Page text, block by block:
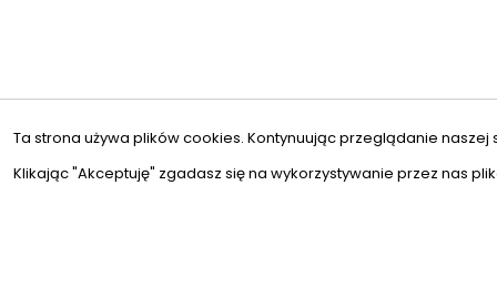
Ta strona używa plików cookies. Kontynuując przeglądanie
Klikając "Akceptuję" zgadasz się na wykorzystywanie przez nas